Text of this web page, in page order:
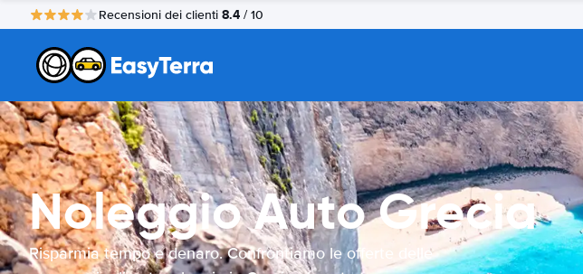
Recensioni dei clienti 8.4 / 10
Noleggio Auto Grecia
Risparmia tempo e denaro. Confrontiamo le offerte delle